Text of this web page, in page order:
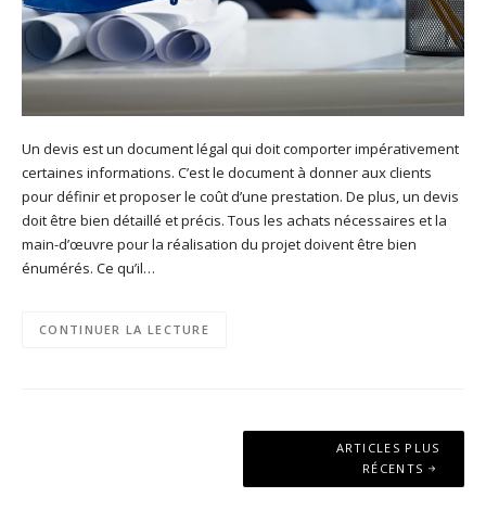
Un devis est un document légal qui doit comporter impérativement
certaines informations. C’est le document à donner aux clients
pour définir et proposer le coût d’une prestation. De plus, un devis
doit être bien détaillé et précis. Tous les achats nécessaires et la
main-d’œuvre pour la réalisation du projet doivent être bien
énumérés. Ce qu’il…
CONTINUER LA LECTURE
ARTICLES PLUS
RÉCENTS